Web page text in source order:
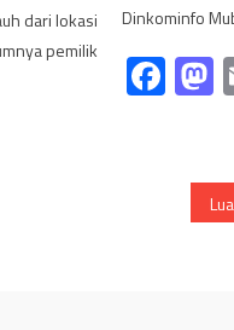
dari lokasi
pemilik
Dinkominfo